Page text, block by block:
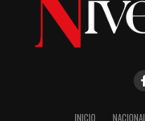
INICIO NACIONAL